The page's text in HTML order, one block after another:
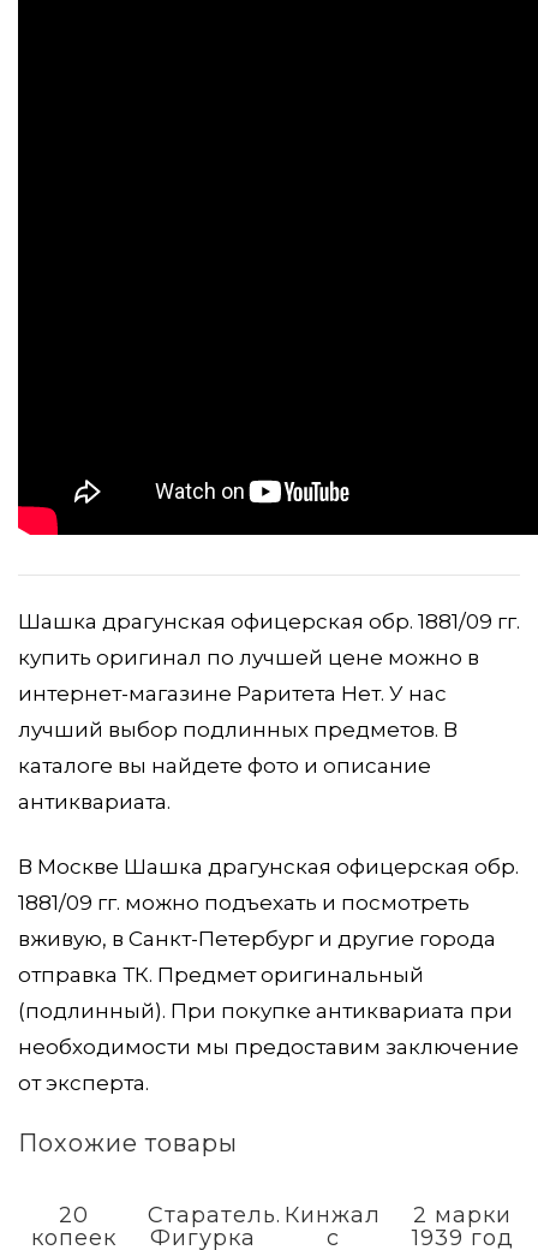
Шашка драгунская офицерская обр. 1881/09 гг.
купить оригинал по лучшей цене можно в
интернет-магазине Раритета Нет. У нас
лучший выбор подлинных предметов. В
каталоге вы найдете фото и описание
антиквариата.
В Москве Шашка драгунская офицерская обр.
1881/09 гг. можно подъехать и посмотреть
вживую, в Санкт-Петербург и другие города
отправка ТК. Предмет оригинальный
(подлинный). При покупке антиквариата при
необходимости мы предоставим заключение
от эксперта.
Похожие товары
20
копеек
Старатель.
Фигурка
Кинжал
с
2 марки
1939 год